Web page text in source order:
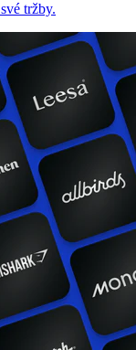
tržby.